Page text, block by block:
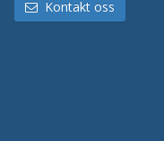
Kontakt oss